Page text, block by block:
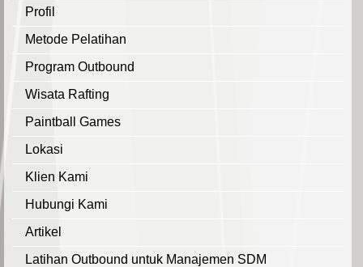
Profil
Metode Pelatihan
Program Outbound
Wisata Rafting
Paintball Games
Lokasi
Klien Kami
Hubungi Kami
Artikel
Latihan Outbound untuk Manajemen SDM